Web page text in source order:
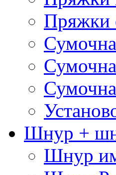
Пряжки
Шнур +
Шнур